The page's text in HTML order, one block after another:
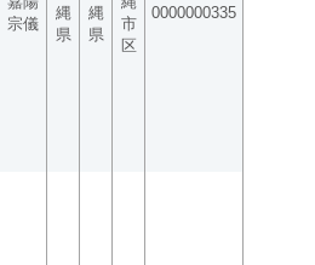
宗儀
縄
県
縄
県
市
区
0000000335